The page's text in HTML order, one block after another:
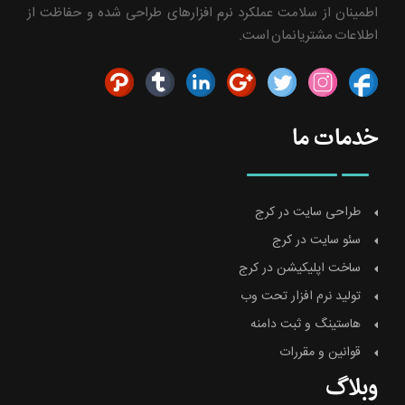
اطمینان از سلامت عملکرد نرم افزارهای طراحی شده و حفاظت از
اطلاعات مشتریانمان است.
خدمات ما
طراحی سایت در کرج
سئو سایت در کرج
ساخت اپلیکیشن در کرج
تولید نرم افزار تحت وب
هاستینگ و ثبت دامنه
قوانین و مقررات
وبلاگ